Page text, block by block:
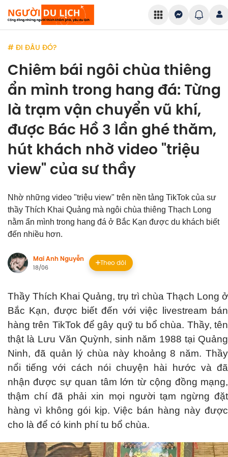
# ĐI ĐÂU ĐÓ?
Chiêm bái ngôi chùa thiêng
ẩn mình trong hang đá: Từng
là trạm vận chuyển vũ khí,
được Bác Hồ 3 lần ghé thăm,
hút khách nhờ video "triệu
view" của sư thầy
Nhờ những video "triệu view" trên nền tảng TikTok của sư
thầy Thích Khai Quảng mà ngôi chùa thiêng Thạch Long
nằm ẩn mình trong hang đá ở Bắc Kạn được du khách biết
đến nhiều hơn.
Mai Anh Nguyễn
18/06
Theo dõi
Thầy Thích Khai Quảng, trụ trì chùa Thạch Long ở
Bắc Kạn, được biết đến với việc livestream bán
hàng trên TikTok để gây quỹ tu bổ chùa. Thầy, tên
thật là Lưu Văn Quỳnh, sinh năm 1988 tại Quảng
Ninh, đã quản lý chùa này khoảng 8 năm. Thầy
nổi tiếng với cách nói chuyện hài hước và đã
nhận được sự quan tâm lớn từ cộng đồng mạng,
thậm chí đã phải xin mọi người tạm ngừng đặt
hàng vì không gói kịp. Việc bán hàng này được
cho là để có kinh phí tu bổ chùa.